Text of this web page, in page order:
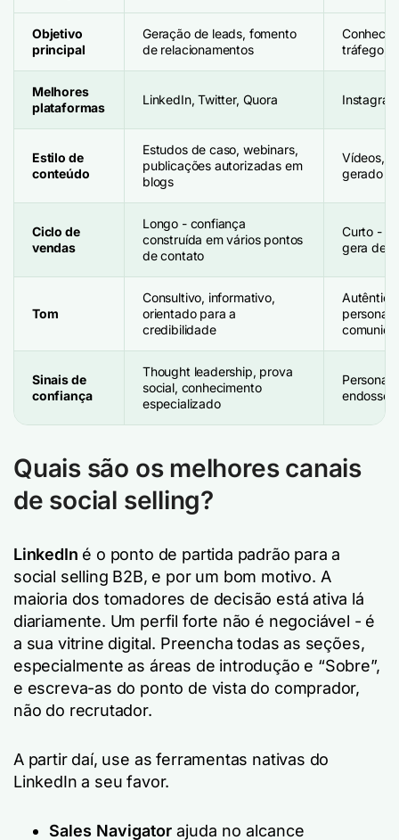
Objetivo
principal
Geração de leads, fomento
de relacionamentos
tráfego,
Melhores
plataformas
LinkedIn, Twitter, Quora
Estilo de
conteúdo
Estudos de caso, webinars,
publicações autorizadas em
blogs
Vídeos,
gerado
Ciclo de
vendas
Longo - confiança
construída em vários pontos
de contato
Curto - a
gera
Tom
Consultivo, informativo,
orientado para a
credibilidade
Sinais de
confiança
Thought leadership, prova
social, conhecimento
especializado
Quais são os melhores canais
de social selling?
LinkedIn é o ponto de partida padrão para a
social selling B2B, e por um bom motivo. A
maioria dos tomadores de decisão está ativa lá
diariamente. Um perfil forte não é negociável - é
a sua vitrine digital. Preencha todas as seções,
especialmente as áreas de introdução e “Sobre”,
e escreva-as do ponto de vista do comprador,
não do recrutador.
A partir daí, use as ferramentas nativas do
LinkedIn a seu favor.
Sales Navigator ajuda no alcance